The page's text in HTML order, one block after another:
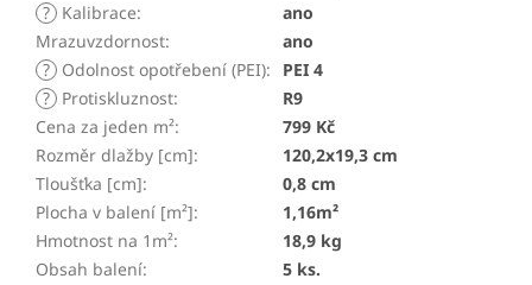
? Kalibrace:
ano
Mrazuvzdornost:
ano
? Odolnost opotřebení (PEI):
PEI 4
? Protiskluznost:
R9
Cena za jeden m²:
799 Kč
Rozměr dlažby [cm]:
120,2x19,3 cm
Tloušťka [cm]:
0,8 cm
Plocha v balení [m²]:
1,16m²
Hmotnost na 1m²:
18,9 kg
Obsah balení:
5 ks.